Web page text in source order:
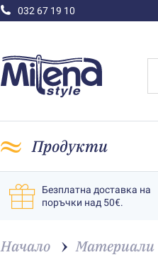
032 67 19 10
Продукти
Безплатна доставка на
поръчки над 50€.
Начало Материали